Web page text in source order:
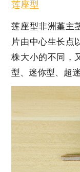
莲座型
莲座型非洲堇主
片由中心生长点
株大小的不同，
型、迷你型、超迷